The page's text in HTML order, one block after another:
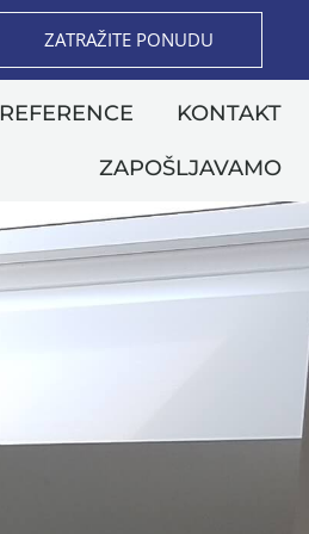
ZATRAŽITE PONUDU
REFERENCE KONTAKT
ZAPOŠLJAVAMO